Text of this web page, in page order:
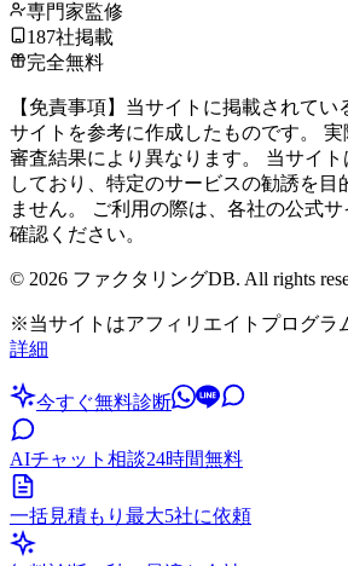
専門家監修
187社掲載
完全無料
【免責事項】当サイトに掲載されて
サイトを参考に作成したものです。
審査結果により異なります。 当サイ
しており、特定のサービスの勧誘を目
ません。 ご利用の際は、各社の公式
確認ください。
© 2026 ファクタリングDB. All rights
※当サイトはアフィリエイトプログラ
詳細
今すぐ無料診断
AIチャット相談24時間無料
一括見積もり 最大5社に依頼